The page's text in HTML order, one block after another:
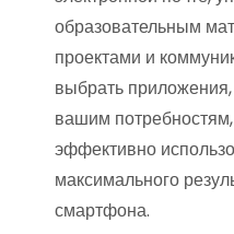
образовательным
проектами и
выбрать
вашим
эффективно
максимального
смартфона.